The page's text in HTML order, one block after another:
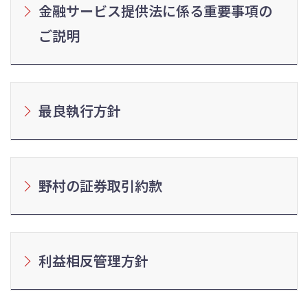
金融サービス提供法に係る重要事項の
ご説明
最良執行方針
野村の証券取引約款
利益相反管理方針